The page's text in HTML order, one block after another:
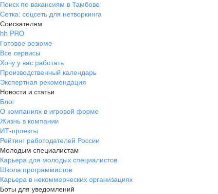
Поиск по вакансиям в Тамбове
Сетка: соцсеть для нетворкинга
Соискателям
hh PRO
Готовое резюме
Все сервисы
Хочу у вас работать
Производственный календарь
Экспертная рекомендация
Новости и статьи
Блог
О компаниях в игровой форме
Жизнь в компании
ИТ-проекты
Рейтинг работодателей России
Молодым специалистам
Карьера для молодых специалистов
Школа программистов
Карьера в некоммерческих организациях
Боты для уведомлений